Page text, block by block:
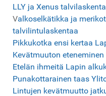
LLY ja Xenus
Valkoselkätikka ja
talvilintulaskentaa
Pikkukotka ensi kertaa
Kevätmuuton et
Etelän ihmeitä Lapin
Punakottarainen taas
Lintujen kevätmuutto